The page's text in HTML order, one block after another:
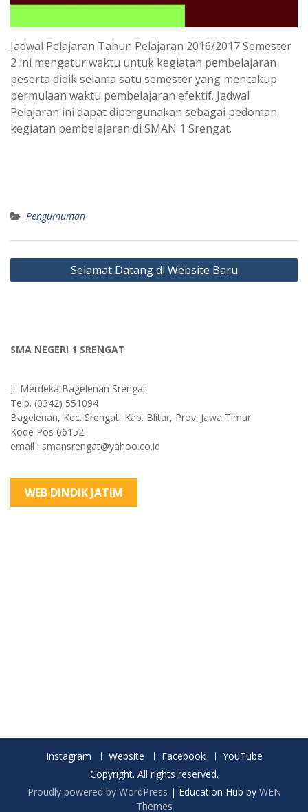
Jadwal Pelajaran Tahun Pelajaran 2016/2017 Semester
2 ini mengatur waktu untuk kegiatan pembelajaran
peserta didik selama satu semester yang mencakup
permulaan waktu pembelajaran efektif. Jadwal
Pelajaran ini dapat dipergunakan sebagai pedoman
kegiatan pembelajaran di SMAN 1 Srengat.
Pengumuman
Post
navigation
Selamat Datang di Website Baru
SMA NEGERI 1 SRENGAT
Jl. Merdeka Bagelenan Srengat
Telp. (0342) 551094
Bagelenan, Kec. Srengat, Kab. Blitar, Prov. Jawa Timur
Kode Pos 66152
email : smansrengat@yahoo.co.id
WEB DINDIK JATIM
Instagram Website Facebook
YouTube
Copyright. All rights reserved.
Proudly powered by WordPress | Education Hub by WEN
Themes